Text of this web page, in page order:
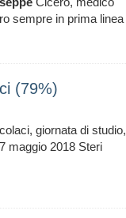
sempre in prima linea
(79%)
giornata di studio,
maggio 2018 Steri